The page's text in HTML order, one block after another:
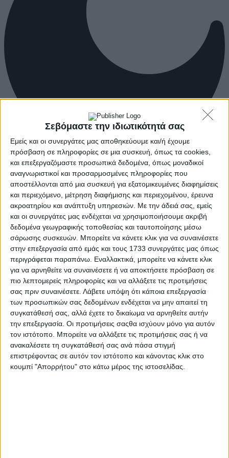
Σεβόμαστε την ιδιωτικότητά σας
Εμείς και οι συνεργάτες μας αποθηκεύουμε και/ή έχουμε
πρόσβαση σε πληροφορίες σε μια συσκευή, όπως τα cookies,
και επεξεργαζόμαστε προσωπικά δεδομένα, όπως μοναδικοί
αναγνωριστικοί και προσαρμοσμένες πληροφορίες που
αποστέλλονται από μια συσκευή για εξατομικευμένες διαφημίσεις
και περιεχόμενο, μέτρηση διαφήμισης και περιεχομένου, έρευνα
ακροατηρίου και ανάπτυξη υπηρεσιών. Με την άδειά σας, εμείς
και οι συνεργάτες μας ενδέχεται να χρησιμοποιήσουμε ακριβή
δεδομένα γεωγραφικής τοποθεσίας και ταυτοποίησης μέσω
σάρωσης συσκευών. Μπορείτε να κάνετε κλικ για να συναινέσετε
στην επεξεργασία από εμάς και τους 1733 συνεργάτες μας όπως
περιγράφεται παραπάνω. Εναλλακτικά, μπορείτε να κάνετε κλικ
για να αρνηθείτε να συναινέσετε ή να αποκτήσετε πρόσβαση σε
πιο λεπτομερείς πληροφορίες και να αλλάξετε τις προτιμήσεις
σας πριν συναινέσετε. Λάβετε υπόψη ότι κάποια επεξεργασία
των προσωπικών σας δεδομένων ενδέχεται να μην απαιτεί τη
συγκατάθεσή σας, αλλά έχετε το δικαίωμα να αρνηθείτε αυτήν
την επεξεργασία. Οι προτιμήσεις σαςθα ισχύουν μόνο για αυτόν
τον ιστότοπο. Μπορείτε να αλλάξετε τις προτιμήσεις σας ή να
ανακαλέσετε τη συγκατάθεσή σας ανά πάσα στιγμή
επιστρέφοντας σε αυτόν τον ιστότοπο και κάνοντας κλικ στο
κουμπί "Απορρήτου" στο κάτω μέρος της ιστοσελίδας.